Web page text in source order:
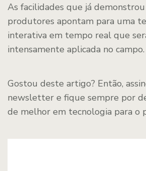
As facilidades que já
produtores apontam para uma
interativa em tempo real que
intensamente aplicada no campo.
Gostou deste artigo? Então,
newsletter e fique sempre por
de melhor em tecnologia para o